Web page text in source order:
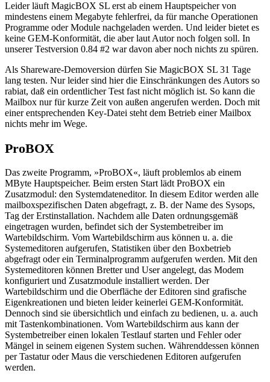
Leider läuft MagicBOX SL erst ab einem Hauptspeicher von
mindestens einem Megabyte fehlerfrei, da für manche Operationen
Programme oder Module nachgeladen werden. Und leider bietet es
keine GEM-Konformität, die aber laut Autor noch folgen soll. In
unserer Testversion 0.84 #2 war davon aber noch nichts zu spüren.
Als Shareware-Demoversion dürfen Sie MagicBOX SL 31 Tage
lang testen. Nur leider sind hier die Einschränkungen des Autors so
rabiat, daß ein ordentlicher Test fast nicht möglich ist. So kann die
Mailbox nur für kurze Zeit von außen angerufen werden. Doch mit
einer entsprechenden Key-Datei steht dem Betrieb einer Mailbox
nichts mehr im Wege.
ProBOX
Das zweite Programm, »ProBOX«, läuft problemlos ab einem
MByte Hauptspeicher. Beim ersten Start lädt ProBOX ein
Zusatzmodul: den Systemdateneditor. In diesem Editor werden alle
mailboxspezifischen Daten abgefragt, z. B. der Name des Sysops,
Tag der Erstinstallation. Nachdem alle Daten ordnungsgemäß
eingetragen wurden, befindet sich der Systembetreiber im
Wartebildschirm. Vom Wartebildschirm aus können u. a. die
Systemeditoren aufgerufen, Statistiken über den Boxbetrieb
abgefragt oder ein Terminalprogramm aufgerufen werden. Mit den
Systemeditoren können Bretter und User angelegt, das Modem
konfiguriert und Zusatzmodule installiert werden. Der
Wartebildschirm und die Oberfläche der Editoren sind grafische
Eigenkreationen und bieten leider keinerlei GEM-Konformität.
Dennoch sind sie übersichtlich und einfach zu bedienen, u. a. auch
mit Tastenkombinationen. Vom Wartebildschirm aus kann der
Systembetreiber einen lokalen Testlauf starten und Fehler oder
Mängel in seinem eigenen System suchen. Währenddessen können
per Tastatur oder Maus die verschiedenen Editoren aufgerufen
werden.